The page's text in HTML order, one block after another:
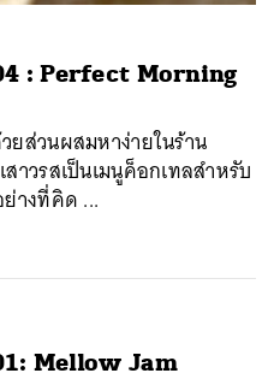
: Perfect Morning
ส่วนผสมหาง่ายในร้าน
าวรสเป็นเมนูค็อกเทลสำหรับ
างที่คิด ...
Mellow Jam